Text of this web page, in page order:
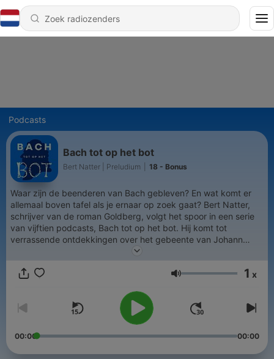
Podcasts
Bach tot op het bot
Bert Natter | Preludium 18 - Bonus
Waar zijn de beenderen van Bach gebleven? En wat komt er
allemaal boven tafel als je ernaar op zoek gaat? Bert Natter,
schrijver van de roman Goldberg, volgt het spoor in een serie
van vijftien podcasts, Bach tot op het bot. Hij komt tot
verrassende ontdekkingen over het gebeente van Johann
Sebastian. Ook doet hij een poging om uit te zoeken hoe Bach
verhalen over de grootste componist aller tijden.
Volume 1 x
00:00 00:00